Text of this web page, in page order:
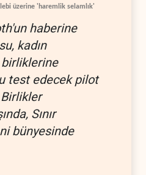
üzerine 'haremlik selamlık'
haberine
kadın
test edecek pilot
Birlikler
Sınır
bünyesinde